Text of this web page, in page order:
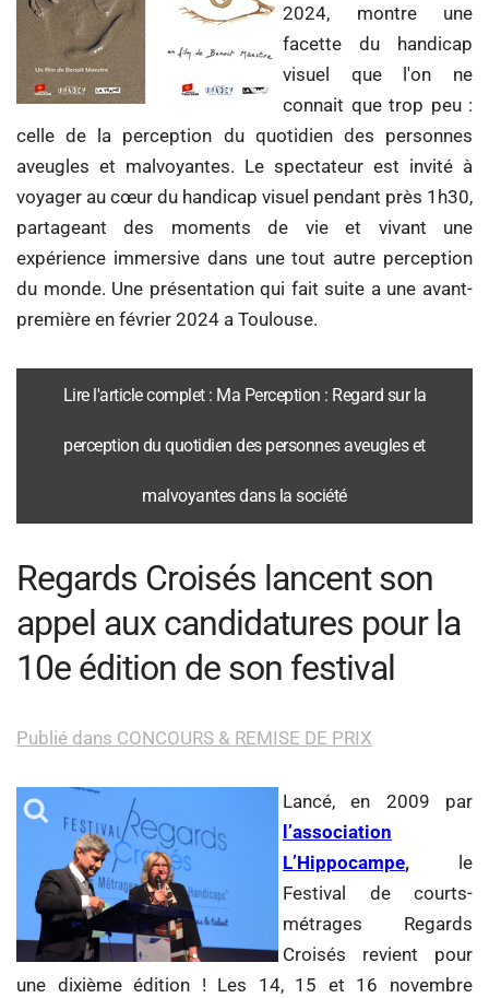
2024, montre une
facette du handicap
visuel que l'on ne
connait que trop peu :
celle de la perception du quotidien des personnes
aveugles et malvoyantes. Le spectateur est invité à
voyager au cœur du handicap visuel pendant près 1h30,
partageant des moments de vie et vivant une
expérience immersive dans une tout autre perception
du monde. Une présentation qui fait suite a une avant-
première en février 2024 a Toulouse.
Lire l'article complet : Ma Perception : Regard sur la
perception du quotidien des personnes aveugles et
malvoyantes dans la société
Regards Croisés lancent son
appel aux candidatures pour la
10e édition de son festival
Publié dans CONCOURS & REMISE DE PRIX
Lancé, en 2009 par
l’association
L’Hippocampe,
le
Festival de courts-
métrages Regards
Croisés revient pour
une dixième édition ! Les 14, 15 et 16 novembre